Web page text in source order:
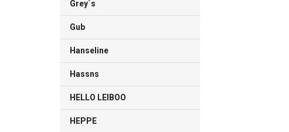
Grey`s
Gub
Hanseline
Hassns
HELLO LEIBOO
HEPPE